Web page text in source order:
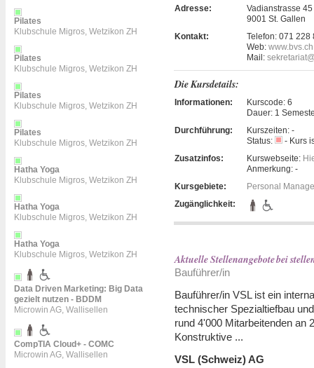
Pilates
Klubschule Migros, Wetzikon ZH
Pilates
Klubschule Migros, Wetzikon ZH
Pilates
Klubschule Migros, Wetzikon ZH
Pilates
Klubschule Migros, Wetzikon ZH
Hatha Yoga
Klubschule Migros, Wetzikon ZH
Hatha Yoga
Klubschule Migros, Wetzikon ZH
Hatha Yoga
Klubschule Migros, Wetzikon ZH
Data Driven Marketing: Big Data
gezielt nutzen - BDDM
Microwin AG, Wallisellen
CompTIA Cloud+ - COMC
Microwin AG, Wallisellen
Adresse:
Vadianstrasse 45
9001 St. Gallen
Kontakt:
Telefon: 071 228
Web: www.bvs.ch
Mail:
Die Kursdetails:
Informationen: Kurscode: 6
Dauer: 1
Durchführung:
Kurszeiten: -
Status:
- Kurs
Zusatzinfos:
Kurswebseite:
Anmerkung: -
Kursgebiete:
Personal
Zugänglichkeit:
Aktuelle Stellenangebote bei
Bauführer/in
Bauführer/in VSL ist ein
technischer Spezialtiefbau
rund 4'000 Mitarbeitenden an
Konstruktive ...
VSL (Schweiz) AG